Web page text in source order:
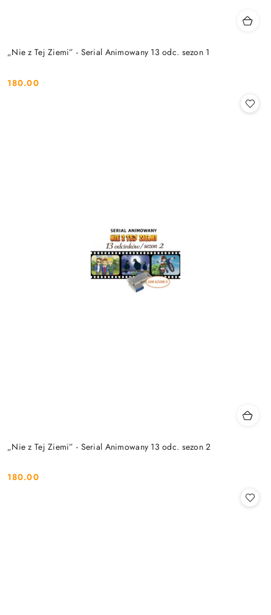
„Nie z Tej Ziemi” - Serial Animowany 13 odc. sezon 1
Cena:
180.00
„Nie z Tej Ziemi” - Serial Animowany 13 odc. sezon 2
Cena:
180.00